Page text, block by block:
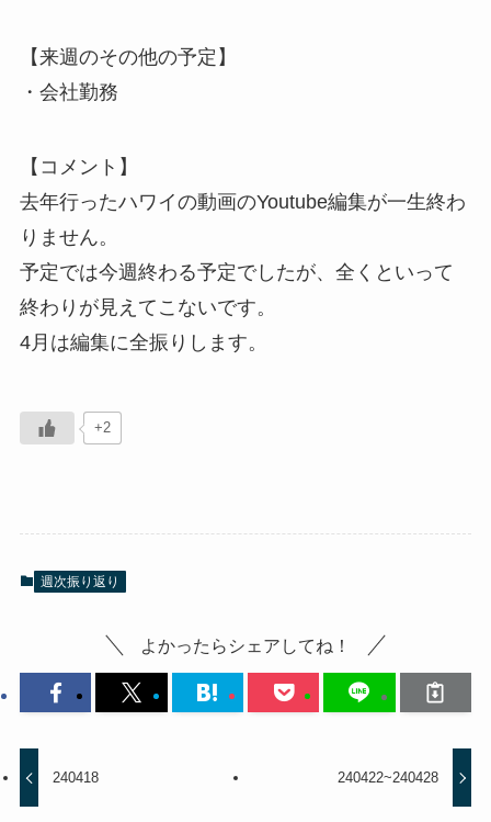
【来週のその他の予定】
・会社勤務
【コメント】
去年行ったハワイの動画のYoutube編集が一生終わ
りません。
予定では今週終わる予定でしたが、全くといって
終わりが見えてこないです。
4月は編集に全振りします。
+2
週次振り返り
よかったらシェアしてね！
240418 240422~240428